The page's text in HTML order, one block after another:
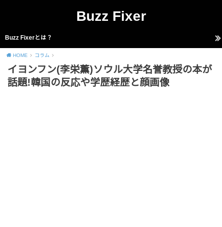
Buzz Fixer
Buzz Fixerとは？
HOME コラム
イヨンフン(李栄薫)ソウル大学名誉教授の本が
話題!韓国の反応や学歴経歴と顔画像